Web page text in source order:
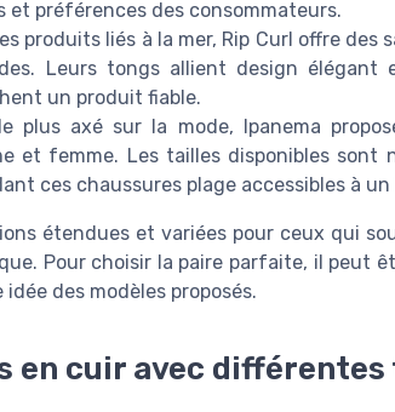
préférences des consommateurs.
produits liés à la mer, Rip Curl offre
Leurs tongs allient design
un produit fiable.
plus axé sur la mode, Ipanema
et femme. Les tailles disponibles sont
ces chaussures plage accessibles à
étendues et variées pour ceux qui
Pour choisir la paire parfaite, il peut
des modèles proposés.
en cuir avec différentes